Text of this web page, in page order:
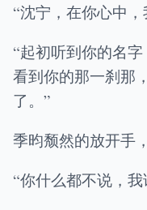
“沈宁，在你心中
“起初听到你的名
看到你的那一刹那
了。”
季昀颓然的放开手
“你什么都不说，